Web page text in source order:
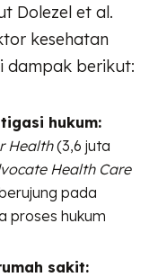
Dolezel et al.
kesehatan
dampak berikut:
hukum:
Health(3,6 juta
Health Care
pada
proses hukum
sakit: